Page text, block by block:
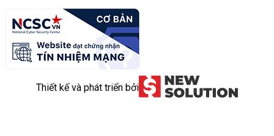
Thiết kế và phát triển bởi